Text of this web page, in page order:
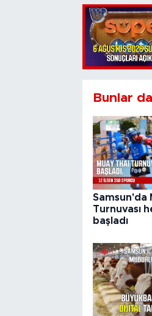
Bunlar
Samsun'da
Turnuvası
başladı